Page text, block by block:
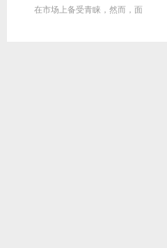
在市场上备受青睐，然而，面